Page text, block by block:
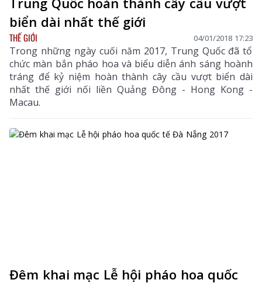
biển dài nhất thế giới
THẾ GIỚI 04/01/2018 17:23
Trong những ngày cuối năm 2017, Trung Quốc đã tổ
chức màn bắn pháo hoa và biểu diễn ánh sáng hoành
tráng để kỷ niệm hoàn thành cây cầu vượt biển dài
nhất thế giới nối liền Quảng Đông - Hong Kong -
Macau.
Đêm khai mạc Lễ hội pháo hoa quốc